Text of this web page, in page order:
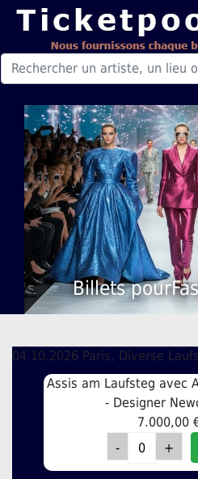
Billets
04.10.2026 Paris, Diverse
Assis am Laufsteg avec
- Designer
7.000,00